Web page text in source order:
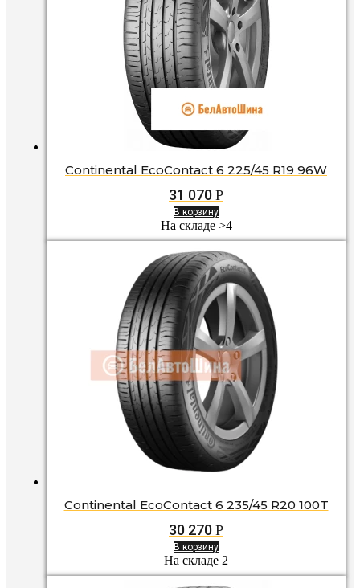
Continental EcoContact 6 225/45 R19 96W
31 070 Р
В корзину
На складе >4
Continental EcoContact 6 235/45 R20 100T
30 270 Р
В корзину
На складе 2